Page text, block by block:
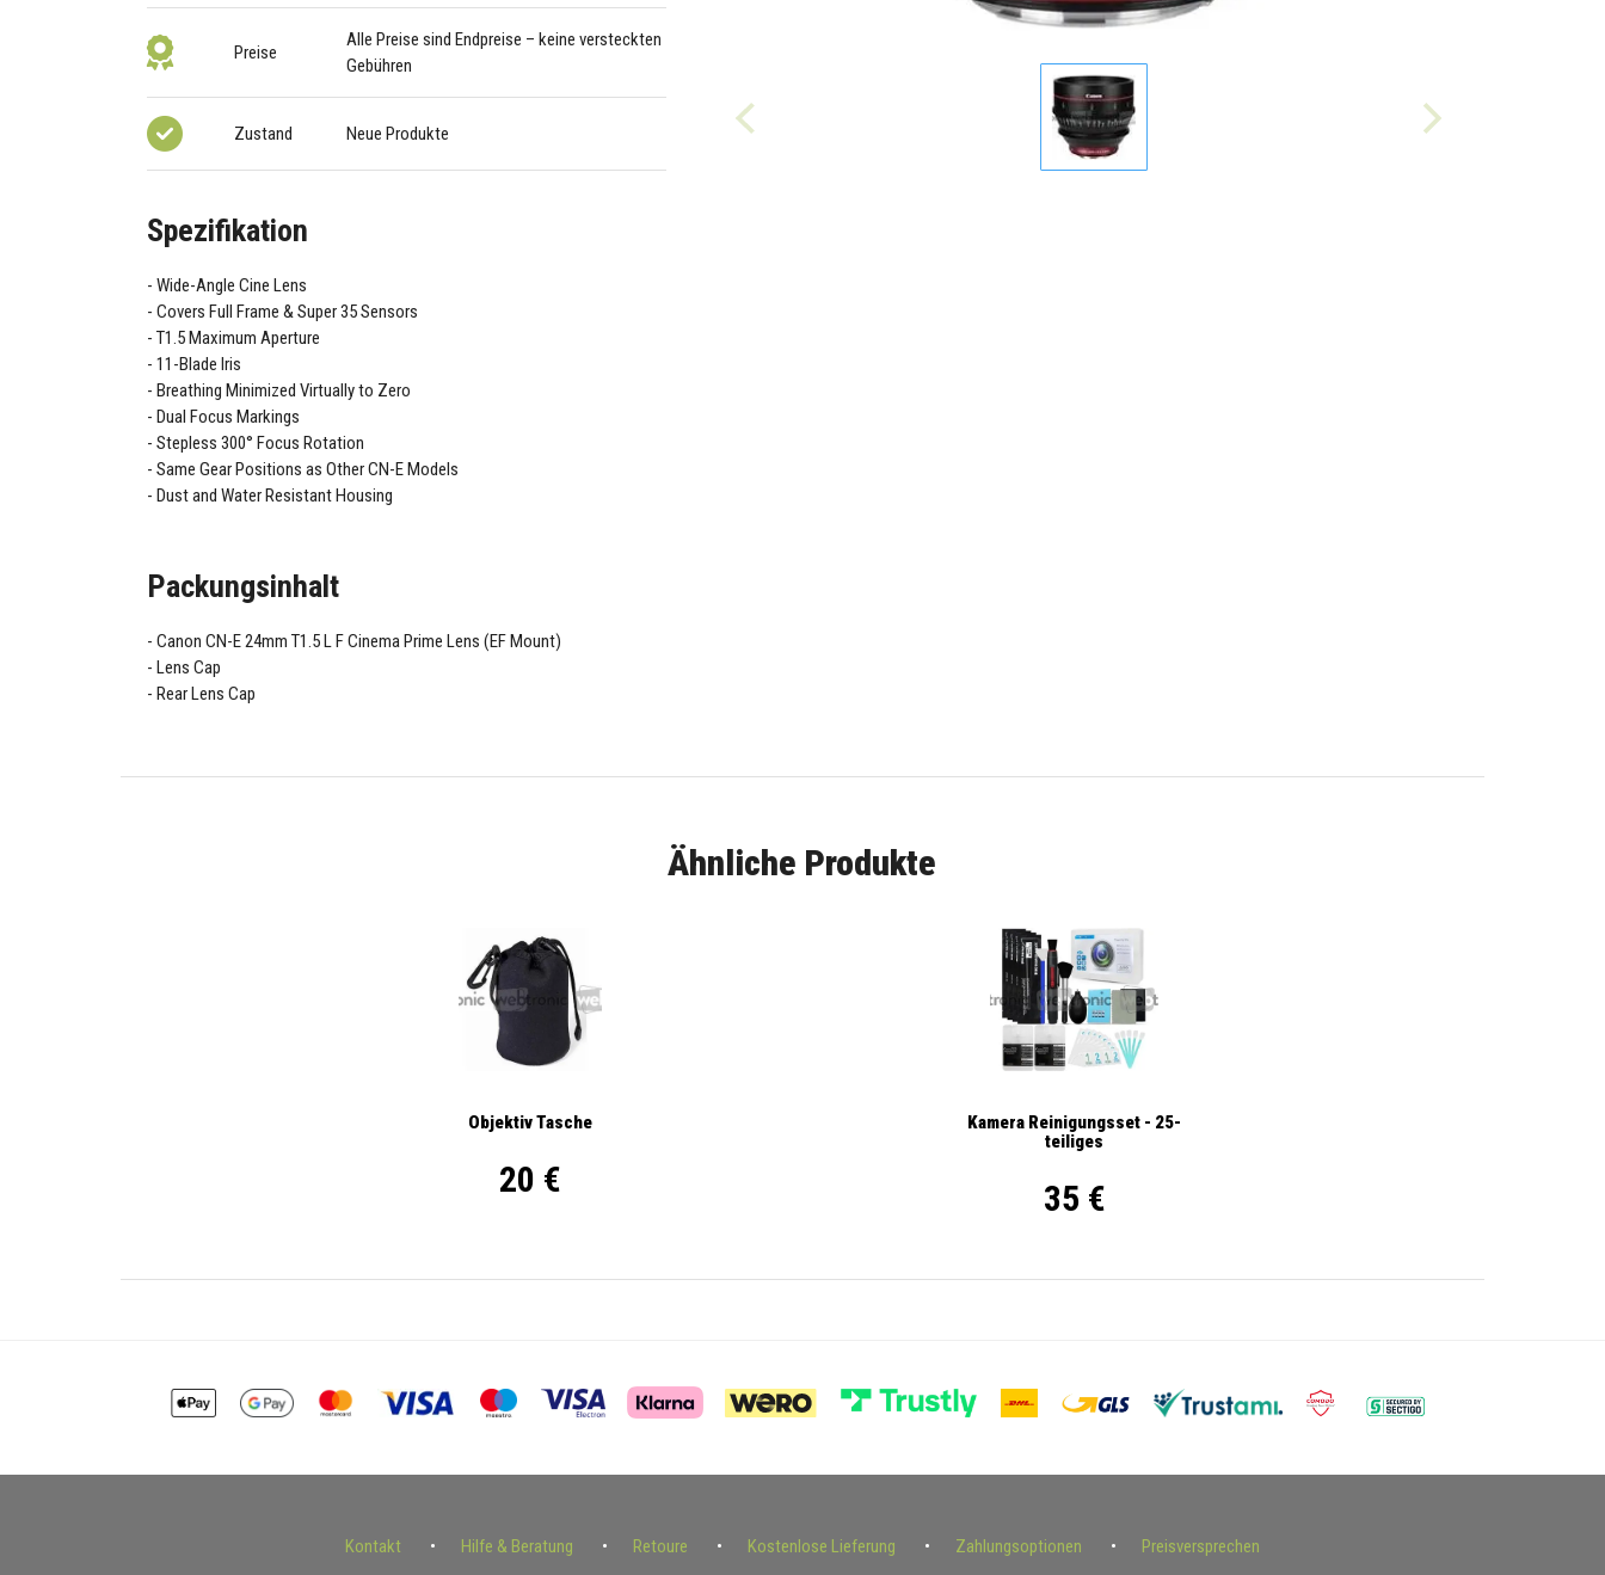
Preise
Alle Preise sind Endpreise – keine versteckten
Gebühren
Zustand Neue Produkte
Spezifikation
Wide-Angle Cine Lens
Covers Full Frame & Super 35 Sensors
T1.5 Maximum Aperture
11-Blade Iris
Breathing Minimized Virtually to Zero
Dual Focus Markings
Stepless 300° Focus Rotation
Same Gear Positions as Other CN-E Models
Dust and Water Resistant Housing
Packungsinhalt
Canon CN-E 24mm T1.5 L F Cinema Prime Lens (EF Mount)
Lens Cap
Rear Lens Cap
Ähnliche Produkte
Objektiv Tasche
20 €
Kamera Reinigungsset - 25-
teiliges
35 €
Kontakt Hilfe & Beratung Retoure Kostenlose Lieferung Zahlungsoptionen Preisversprechen